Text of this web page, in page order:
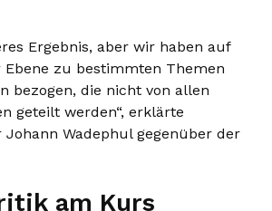
Ergebnis, aber wir haben auf
zu bestimmten Themen
bezogen, die nicht von allen
geteilt werden“, erklärte
Wadephul gegenüber der
am Kurs